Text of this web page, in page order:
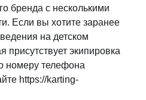
бренда с несколькими
Если вы хотите заранее
на детском
присутствует экипировка
номеру телефона
https://karting-